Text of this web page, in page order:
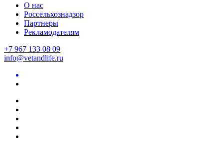
О нас
Россельхознадзор
Партнеры
Рекламодателям
+7 967 133 08 09
info@vetandlife.ru